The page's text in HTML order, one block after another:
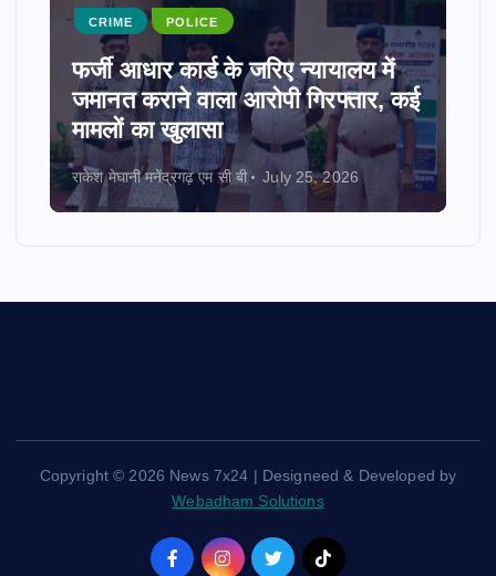
CRIME POLICE
फर्जी आधार कार्ड के जरिए न्यायालय में
जमानत कराने वाला आरोपी गिरफ्तार, कई
मामलों का खुलासा
राकेश मेघानी मनेंद्रगढ़ एम सी बी July 25, 2026
Copyright © 2026 News 7x24 | Designeed & Developed by
Webadham Solutions